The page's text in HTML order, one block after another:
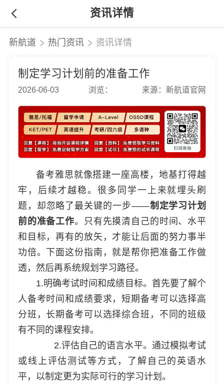
资讯详情
新航道 热门资讯 资讯详情
制定学习计划前的准备工作
2026-06-03 浏览： 来源：新航道官网
备考雅思就像搭建一座高楼，地基打得越
牢，后续才越稳。很多同学一上来就埋头刷
题，却忽略了最关键的一步——制定学习计划
前的准备工作。只有先摸清自己的时间、水平
和目标，再有的放矢，才能让后面的努力事半
功倍。下面这份指南，就是帮你把准备工作做
透，然后再系统规划学习路径。
1.明确考试时间和成绩目标。首先要了解个
人备考时间和成绩要求，短期备考可以选择高
分班，长期备考可以选择综合班，不同的班级
有不同的课程安排。
2.评估自己的语言水平。通过模拟考试
或线上评估测试等方式，了解自己的英语水
平，以制定更为实际可行的学习计划。